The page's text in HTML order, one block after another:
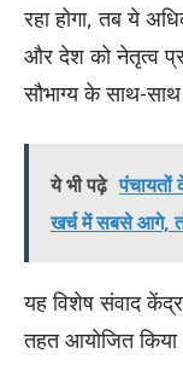
रहा होगा, तब ये
और देश को नेतृत्व
सौभाग्य के साथ-साथ
ये भी पढ़े पंचायतों
खर्च में सबसे आगे,
यह विशेष संवाद
तहत आयोजित